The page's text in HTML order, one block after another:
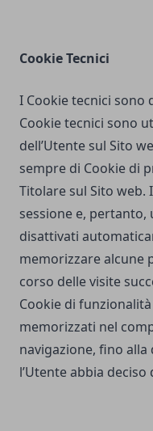
Cookie Tecnici
I Cookie tecnici sono
Cookie tecnici sono
dell’Utente sul Sito
sempre di Cookie di
Titolare sul Sito web.
sessione e,
disattivati
memorizzare alcune
corso delle visite
Cookie di
memorizzati nel
navigazione, fino
l’Utente abbia